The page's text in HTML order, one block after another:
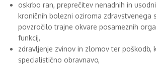
oskrbo ran, preprečitev nenadnih in
kroničnih bolezni oziroma zdravstvenega
povzročilo trajne okvare posameznih
funkcij,
zdravljenje zvinov in zlomov ter poškodb,
specialistično obravnavo,